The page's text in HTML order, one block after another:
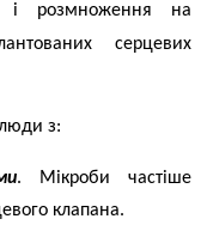
і розмноження на
серцевих
з:
. Мікроби частіше
клапана.